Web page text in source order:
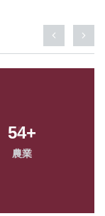
54+
農業